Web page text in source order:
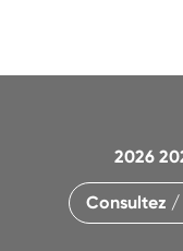
2026
Consultez /